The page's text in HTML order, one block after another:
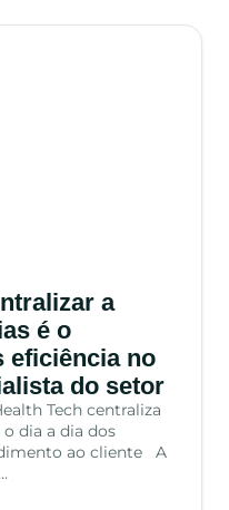
a
é o
eficiência no
do setor
Tech centraliza
dia a dia dos
ao cliente A